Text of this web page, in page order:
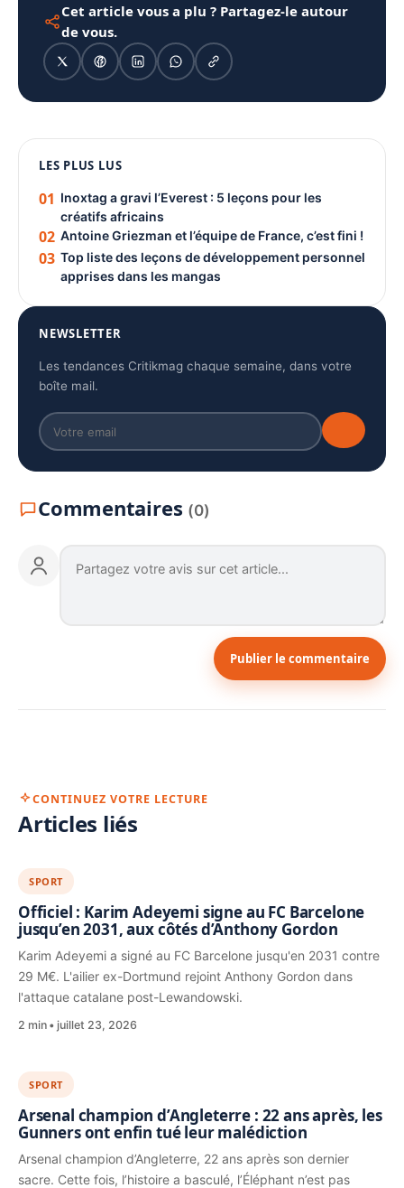
Cet article vous a plu ? Partagez-le autour
de vous.
PUBLICITÉ
LES PLUS LUS
01 Inoxtag a gravi l’Everest : 5 leçons pour les
créatifs africains
02 Antoine Griezman et l’équipe de France, c’est fini !
03 Top liste des leçons de développement personnel
apprises dans les mangas
NEWSLETTER
Les tendances Critikmag chaque semaine, dans votre
boîte mail.
Commentaires (0)
Publier le commentaire
CONTINUEZ VOTRE LECTURE
Articles liés
SPORT
Officiel : Karim Adeyemi signe au FC Barcelone
jusqu’en 2031, aux côtés d’Anthony Gordon
Karim Adeyemi a signé au FC Barcelone jusqu'en 2031 contre
29 M€. L'ailier ex-Dortmund rejoint Anthony Gordon dans
l'attaque catalane post-Lewandowski.
2 min juillet 23, 2026
SPORT
Arsenal champion d’Angleterre : 22 ans après, les
Gunners ont enfin tué leur malédiction
Arsenal champion d’Angleterre, 22 ans après son dernier
sacre. Cette fois, l’histoire a basculé, l’Éléphant n’est pas